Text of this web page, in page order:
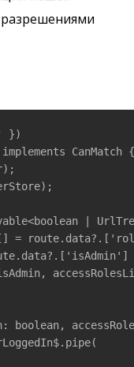
})
CanMatch {
|
=
boolean,